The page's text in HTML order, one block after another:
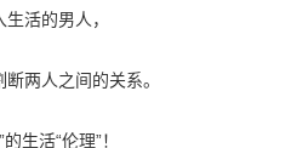
活的男人，
两人之间的关系。